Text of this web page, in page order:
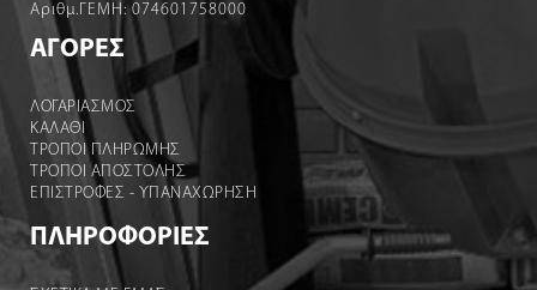
Αριθμ.ΓΕΜΗ: 074601758000
ΑΓΟΡΕΣ
ΛΟΓΑΡΙΑΣΜΌΣ
ΚΑΛΆΘΙ
ΤΡΟΠΟΙ ΠΛΗΡΩΜΗΣ
ΤΡΟΠΟΙ ΑΠΟΣΤΟΛΉΣ
ΕΠΙΣΤΡΟΦΕΣ - ΥΠΑΝΑΧΩΡΗΣΗ
ΠΛΗΡΟΦΟΡΙΕΣ